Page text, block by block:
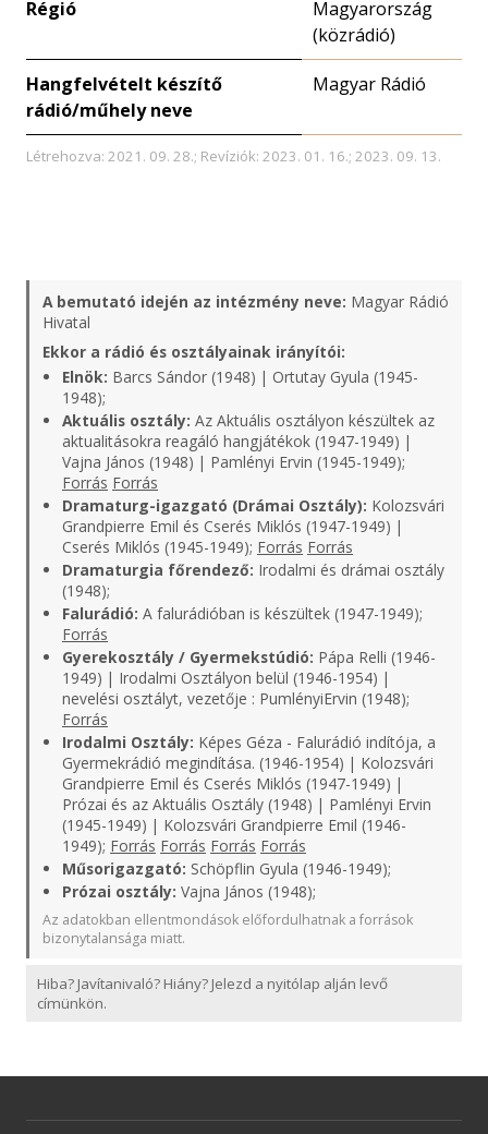
Régió
Magyarország
(közrádió)
Hangfelvételt készítő
rádió/műhely neve
Magyar Rádió
Létrehozva: 2021. 09. 28.; Revíziók: 2023. 01. 16.; 2023. 09. 13.
A bemutató idején az intézmény neve: Magyar Rádió
Hivatal
Ekkor a rádió és osztályainak irányítói:
Elnök: Barcs Sándor (1948) | Ortutay Gyula (1945-
1948);
Aktuális osztály: Az Aktuális osztályon készültek az
aktualitásokra reagáló hangjátékok (1947-1949) |
Vajna János (1948) | Pamlényi Ervin (1945-1949);
Forrás Forrás
Dramaturg-igazgató (Drámai Osztály): Kolozsvári
Grandpierre Emil és Cserés Miklós (1947-1949) |
Cserés Miklós (1945-1949); Forrás Forrás
Dramaturgia főrendező: Irodalmi és drámai osztály
(1948);
Falurádió: A falurádióban is készültek (1947-1949);
Forrás
Gyerekosztály / Gyermekstúdió: Pápa Relli (1946-
1949) | Irodalmi Osztályon belül (1946-1954) |
nevelési osztályt, vezetője : PumlényiErvin (1948);
Forrás
Irodalmi Osztály: Képes Géza - Falurádió indítója, a
Gyermekrádió megindítása. (1946-1954) | Kolozsvári
Grandpierre Emil és Cserés Miklós (1947-1949) |
Prózai és az Aktuális Osztály (1948) | Pamlényi Ervin
(1945-1949) | Kolozsvári Grandpierre Emil (1946-
1949); Forrás Forrás Forrás Forrás
Műsorigazgató: Schöpflin Gyula (1946-1949);
Prózai osztály: Vajna János (1948);
Az adatokban ellentmondások előfordulhatnak a források
bizonytalansága miatt.
Hiba? Javítanivaló? Hiány? Jelezd a nyitólap alján levő
címünkön.